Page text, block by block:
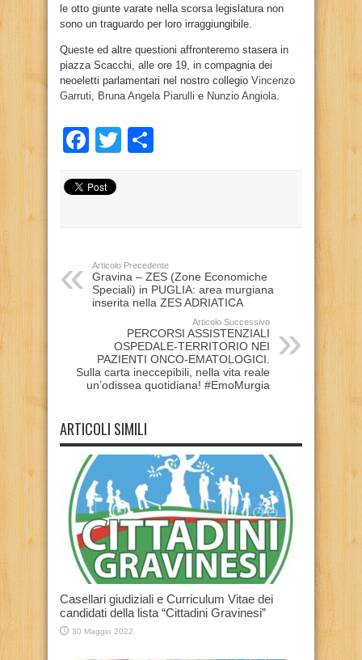
le otto giunte varate nella scorsa legislatura non
sono un traguardo per loro irraggiungibile.
Queste ed altre questioni affronteremo stasera in
piazza Scacchi, alle ore 19, in compagnia dei
neoeletti parlamentari nel nostro collegio Vincenzo
Garruti
Bruna Angela Piarulli e Nunzio Angiola
Facebook
Twitter
Articolo Precedente
Gravina – ZES (Zone Economiche
Speciali) in PUGLIA: area murgiana
inserita nella ZES ADRIATICA
Articolo Successivo
PERCORSI ASSISTENZIALI
OSPEDALE-TERRITORIO NEI
PAZIENTI ONCO-EMATOLOGICI.
Sulla carta ineccepibili, nella vita reale
un’odissea quotidiana! #EmoMurgia
ARTICOLI SIMILI
Casellari giudiziali e Curriculum Vitae dei
candidati della lista “Cittadini Gravinesi”
30 Maggio 2022